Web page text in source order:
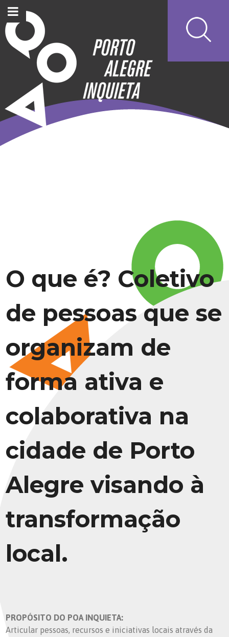
O que é? Coletivo
de pessoas que se
organizam de
forma ativa e
colaborativa na
cidade de Porto
Alegre visando à
transformação
local.
PROPÓSITO DO POA INQUIETA:
Articular pessoas, recursos e iniciativas locais através da